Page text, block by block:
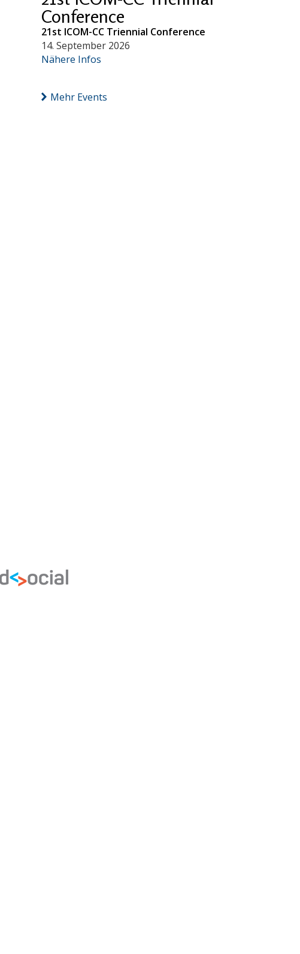
Conference
21st ICOM-CC Triennial Conference
14. September 2026
Nähere Infos
Mehr Events